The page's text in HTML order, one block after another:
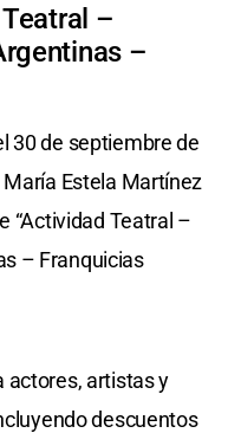
–
–
30 de septiembre de
Estela Martínez
“Actividad Teatral –
– Franquicias
actores, artistas y
descuentos